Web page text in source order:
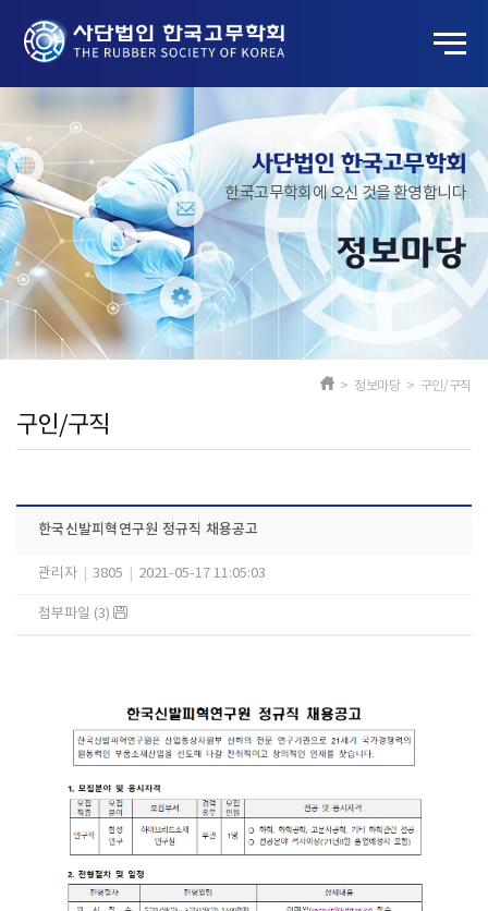
사단법인 한국고무학회
한국고무학회에 오신 것을 환영합니다
정보마당
구인/구직
> 정보마당 > 구인/구직
한국신발피혁연구원 정규직 채용공고
관리자 3805 2021-05-17 11:05:03
첨부파일 (3)